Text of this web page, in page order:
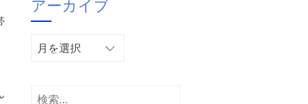
リ
ー
アーカイブ
ア
イ
検